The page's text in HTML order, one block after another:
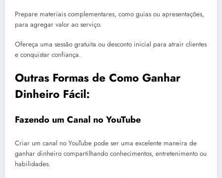
Prepare materiais complementares, como guias ou apresentações,
para agregar valor ao serviço.
Ofereça uma sessão gratuita ou desconto inicial para atrair clientes
e conquistar confiança.
Outras Formas de Como Ganhar
Dinheiro Fácil:
Fazendo um Canal no YouTube
Criar um canal no YouTube pode ser uma excelente maneira de
ganhar dinheiro compartilhando conhecimentos, entretenimento ou
habilidades.